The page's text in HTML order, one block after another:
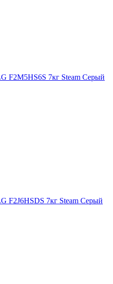
F2M5HS6S 7кг Steam Серый
F2J6HSDS 7кг Steam Серый